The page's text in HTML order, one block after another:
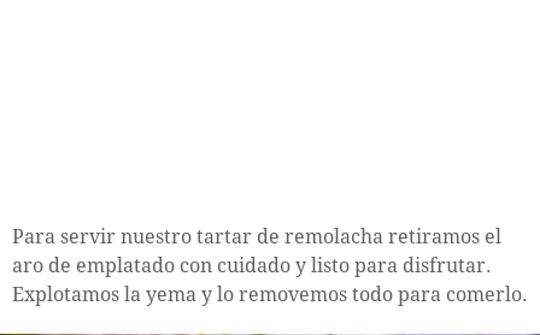
Para servir nuestro tartar de remolacha retiramos el
aro de emplatado con cuidado y listo para disfrutar.
Explotamos la yema y lo removemos todo para comerlo.